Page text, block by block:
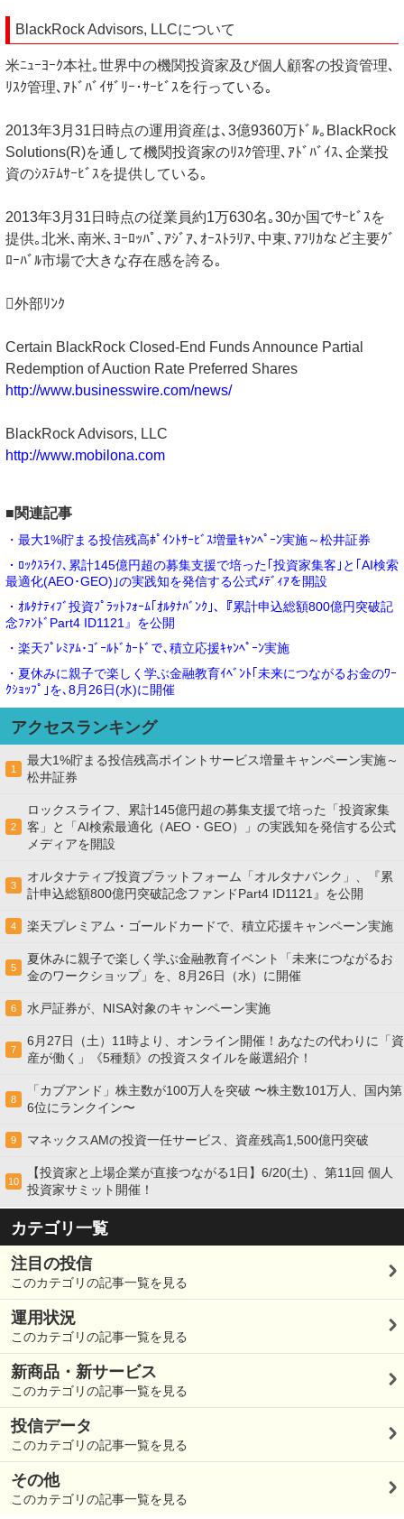
BlackRock Advisors, LLCについて
米ﾆｭｰﾖｰｸ本社｡世界中の機関投資家及び個人顧客の投資管理､
ﾘｽｸ管理､ｱﾄﾞﾊﾞｲｻﾞﾘｰ･ｻｰﾋﾞｽを行っている｡
2013年3月31日時点の運用資産は､3億9360万ﾄﾞﾙ｡BlackRock
Solutions(R)を通して機関投資家のﾘｽｸ管理､ｱﾄﾞﾊﾞｲｽ､企業投
資のｼｽﾃﾑｻｰﾋﾞｽを提供している｡
2013年3月31日時点の従業員約1万630名｡30か国でｻｰﾋﾞｽを
提供｡北米､南米､ﾖｰﾛｯﾊﾟ､ｱｼﾞｱ､ｵｰｽﾄﾗﾘｱ､中東､ｱﾌﾘｶなど主要ｸﾞ
ﾛｰﾊﾞﾙ市場で大きな存在感を誇る｡
外部ﾘﾝｸ
Certain BlackRock Closed-End Funds Announce Partial
Redemption of Auction Rate Preferred Shares
http://www.businesswire.com/news/
BlackRock Advisors, LLC
http://www.mobilona.com
■関連記事
・最大1%貯まる投信残高ﾎﾟｲﾝﾄｻｰﾋﾞｽ増量ｷｬﾝﾍﾟｰﾝ実施～松井証券
・ﾛｯｸｽﾗｲﾌ､累計145億円超の募集支援で培った｢投資家集客｣と｢AI検索
最適化(AEO･GEO)｣の実践知を発信する公式ﾒﾃﾞｨｱを開設
・ｵﾙﾀﾅﾃｨﾌﾞ投資ﾌﾟﾗｯﾄﾌｫｰﾑ｢ｵﾙﾀﾅﾊﾞﾝｸ｣､『累計申込総額800億円突破記
念ﾌｧﾝﾄﾞPart4 ID1121』を公開
・楽天ﾌﾟﾚﾐｱﾑ･ｺﾞｰﾙﾄﾞｶｰﾄﾞで､積立応援ｷｬﾝﾍﾟｰﾝ実施
・夏休みに親子で楽しく学ぶ金融教育ｲﾍﾞﾝﾄ｢未来につながるお金のﾜｰ
ｸｼｮｯﾌﾟ｣を､8月26日(水)に開催
アクセスランキング
1
最大1%貯まる投信残高ポイントサービス増量キャンペーン実施～
松井証券
2
ロックスライフ、累計145億円超の募集支援で培った「投資家集
客」と「AI検索最適化（AEO・GEO）」の実践知を発信する公式
メディアを開設
3
オルタナティブ投資プラットフォーム「オルタナバンク」、『累
計申込総額800億円突破記念ファンドPart4 ID1121』を公開
4 楽天プレミアム・ゴールドカードで、積立応援キャンペーン実施
5
夏休みに親子で楽しく学ぶ金融教育イベント「未来につながるお
金のワークショップ」を、8月26日（水）に開催
6 水戸証券が、NISA対象のキャンペーン実施
7
6月27日（土）11時より、オンライン開催！あなたの代わりに「資
産が働く」《5種類》の投資スタイルを厳選紹介！
8
「カブアンド」株主数が100万人を突破 〜株主数101万人、国内第
6位にランクイン〜
9 マネックスAMの投資一任サービス、資産残高1,500億円突破
10
【投資家と上場企業が直接つながる1日】6/20(土) 、第11回 個人
投資家サミット開催！
カテゴリ一覧
注目の投信
このカテゴリの記事一覧を見る
運用状況
このカテゴリの記事一覧を見る
新商品・新サービス
このカテゴリの記事一覧を見る
投信データ
このカテゴリの記事一覧を見る
その他
このカテゴリの記事一覧を見る